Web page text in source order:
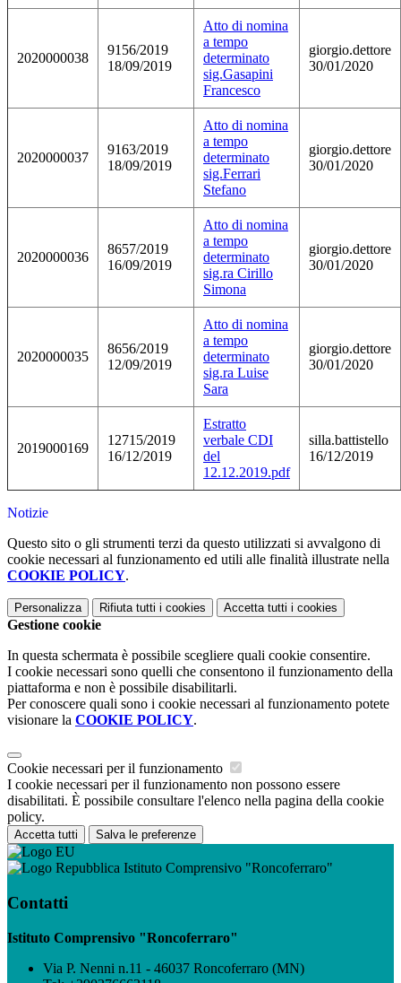
2020000038
9156/2019
18/09/2019
Atto di nomina
a tempo
determinato
sig.Gasapini
Francesco
giorgio.dettore
30/01/2020
2020000037
9163/2019
18/09/2019
Atto di nomina
a tempo
determinato
sig.Ferrari
Stefano
giorgio.dettore
30/01/2020
2020000036
8657/2019
16/09/2019
Atto di nomina
a tempo
determinato
sig.ra Cirillo
Simona
giorgio.dettore
30/01/2020
2020000035
8656/2019
12/09/2019
Atto di nomina
a tempo
determinato
sig.ra Luise
Sara
giorgio.dettore
30/01/2020
2019000169
12715/2019
16/12/2019
Estratto
verbale CDI
del
12.12.2019.pdf
silla.battistello
16/12/2019
Notizie
Questo sito o gli strumenti terzi da questo utilizzati si avvalgono di
cookie necessari al funzionamento ed utili alle finalità illustrate nella
COOKIE POLICY.
Personalizza Rifiuta tutti i cookies Accetta tutti i cookies
Gestione cookie
In questa schermata è possibile scegliere quali cookie consentire.
I cookie necessari sono quelli che consentono il funzionamento della
piattaforma e non è possibile disabilitarli.
Per conoscere quali sono i cookie necessari al funzionamento potete
visionare la COOKIE POLICY.
Cookie necessari per il funzionamento
I cookie necessari per il funzionamento non possono essere
disabilitati. È possibile consultare l'elenco nella pagina della cookie
policy.
Accetta tutti Salva le preferenze
Istituto Comprensivo "Roncoferraro"
Contatti
Istituto Comprensivo "Roncoferraro"
Via P. Nenni n.11 - 46037 Roncoferraro (MN)